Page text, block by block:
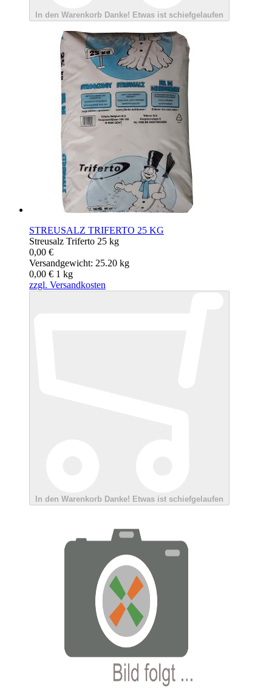
In den Warenkorb Danke! Etwas ist schiefgelaufen
STREUSALZ TRIFERTO 25 KG
Streusalz Triferto 25 kg
0,00 €
Versandgewicht: 25.20 kg
0,00 € 1 kg
zzgl. Versandkosten
In den Warenkorb Danke! Etwas ist schiefgelaufen